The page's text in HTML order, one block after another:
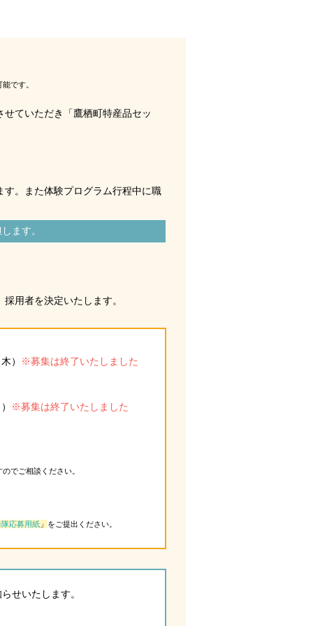
です。
ていただき「鷹栖町特産品セッ
。また体験プログラム行程中に職
ます。
用者を決定いたします。
） ※募集は終了いたしました
※募集は終了いたしました
でご相談ください。
応募用紙 」 をご提出ください。
せいたします。